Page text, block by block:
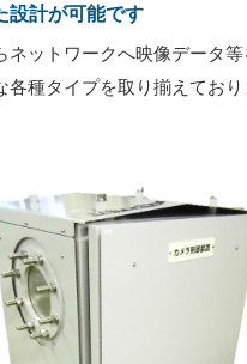
設計が可能です
ットワークへ映像データ
種タイプを取り揃えており